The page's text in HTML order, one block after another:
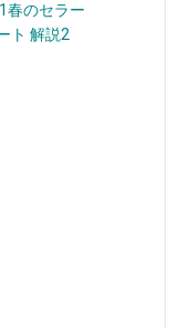
春のセラー
ト 解説2